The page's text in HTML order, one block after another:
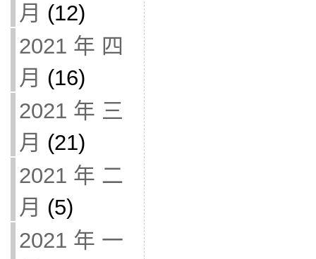
月 (12)
2021 年 四
月 (16)
2021 年 三
月 (21)
2021 年 二
月 (5)
2021 年 一